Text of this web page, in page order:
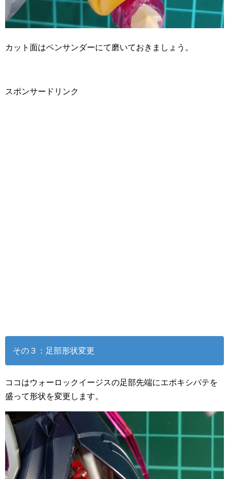
カット面はペンサンダーにて磨いておきましょう。
スポンサードリンク
その３：足部形状変更
ココはウォーロックイージスの足部先端にエポキシパテを
盛って形状を変更します。